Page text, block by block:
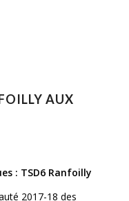
AUX
: TSD6 Ranfoilly
2017-18 des